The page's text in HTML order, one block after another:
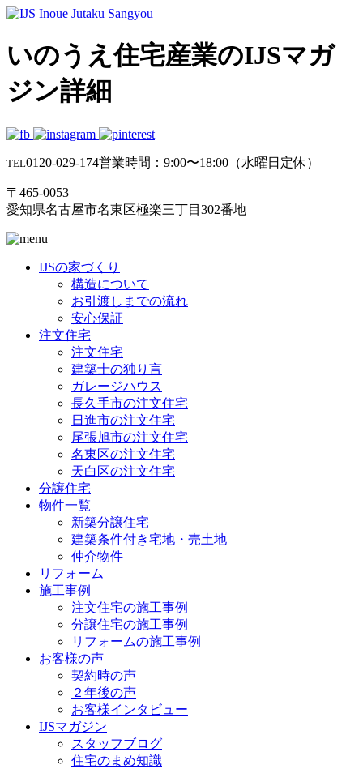
いのうえ住宅産業のIJSマガ
ジン詳細
TEL0120-029-174営業時間：9:00〜18:00（水曜日定休）
〒465-0053
愛知県名古屋市名東区極楽三丁目302番地
IJSの家づくり
構造について
お引渡しまでの流れ
安心保証
注文住宅
注文住宅
建築士の独り言
ガレージハウス
長久手市の注文住宅
日進市の注文住宅
尾張旭市の注文住宅
名東区の注文住宅
天白区の注文住宅
分譲住宅
物件一覧
新築分譲住宅
建築条件付き宅地・売土地
仲介物件
リフォーム
施工事例
注文住宅の施工事例
分譲住宅の施工事例
リフォームの施工事例
お客様の声
契約時の声
２年後の声
お客様インタビュー
IJSマガジン
スタッフブログ
住宅のまめ知識